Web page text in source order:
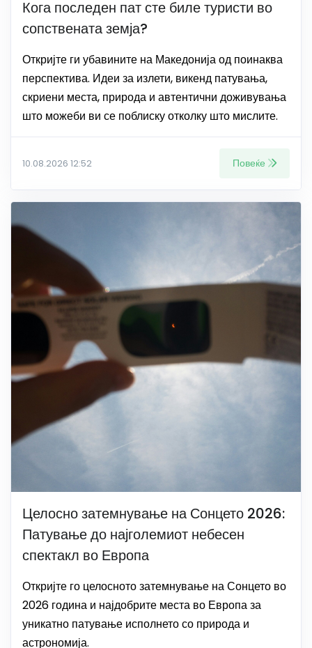
Кога последен пат сте биле туристи во
сопствената земја?
Откријте ги убавините на Македонија од поинаква
перспектива. Идеи за излети, викенд патувања,
скриени места, природа и автентични доживувања
што можеби ви се поблиску отколку што мислите.
10.08.2026 12:52 Повеќе
Целосно затемнување на Сонцето 2026:
Патување до најголемиот небесен
спектакл во Европа
Откријте го целосното затемнување на Сонцето во
2026 година и најдобрите места во Европа за
уникатно патување исполнето со природа и
астрономија.